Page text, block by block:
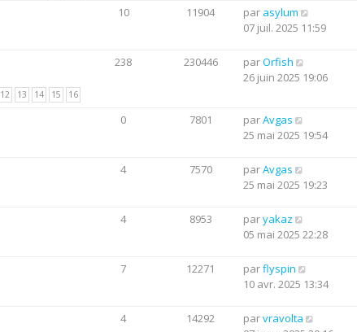
10 11904 par asylum
07 juil. 2025 11:59
12 13 14 15 16
238 230446 parOrfish
26 juin 2025 19:06
0 7801 parAvgas
25 mai 2025 19:54
4 7570 parAvgas
25 mai 2025 19:23
4 8953 paryakaz
05 mai 2025 22:28
7 12271 parflyspin
10 avr. 2025 13:34
4 14292 parvravolta